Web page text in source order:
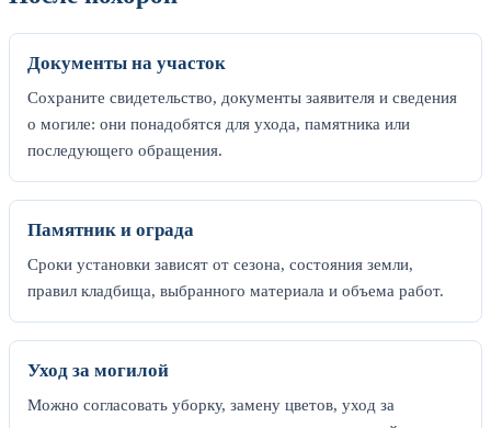
Документы на участок
Сохраните свидетельство, документы заявителя и сведения
о могиле: они понадобятся для ухода, памятника или
последующего обращения.
Памятник и ограда
Сроки установки зависят от сезона, состояния земли,
правил кладбища, выбранного материала и объема работ.
Уход за могилой
Можно согласовать уборку, замену цветов, уход за